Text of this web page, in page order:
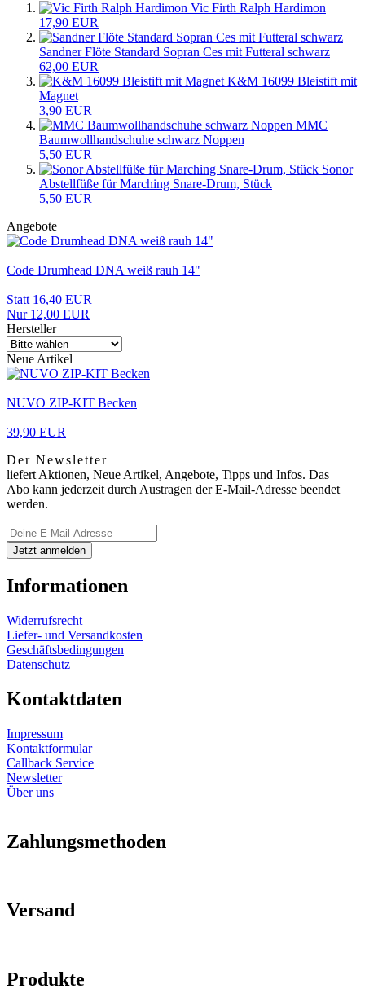
Vic Firth Ralph Hardimon
17,90 EUR
Sandner Flöte Standard Sopran Ces mit Futteral schwarz
62,00 EUR
K&M 16099 Bleistift mit
Magnet
3,90 EUR
MMC
Baumwollhandschuhe schwarz Noppen
5,50 EUR
Sonor
Abstellfüße für Marching Snare-Drum, Stück
5,50 EUR
Angebote
Code Drumhead DNA weiß rauh 14"
Statt 16,40 EUR
Nur 12,00 EUR
Hersteller
Neue Artikel
NUVO ZIP-KIT Becken
39,90 EUR
Der Newsletter
liefert Aktionen, Neue Artikel, Angebote, Tipps und Infos. Das
Abo kann jederzeit durch Austragen der E-Mail-Adresse beendet
werden.
Informationen
Widerrufsrecht
Liefer- und Versandkosten
Geschäftsbedingungen
Datenschutz
Kontaktdaten
Impressum
Kontaktformular
Callback Service
Newsletter
Über uns
Zahlungsmethoden
Versand
Produkte